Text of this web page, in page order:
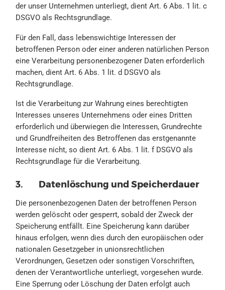
der unser Unternehmen unterliegt, dient Art. 6 Abs. 1 lit. c
DSGVO als Rechtsgrundlage.
Für den Fall, dass lebenswichtige Interessen der
betroffenen Person oder einer anderen natürlichen Person
eine Verarbeitung personenbezogener Daten erforderlich
machen, dient Art. 6 Abs. 1 lit. d DSGVO als
Rechtsgrundlage.
Ist die Verarbeitung zur Wahrung eines berechtigten
Interesses unseres Unternehmens oder eines Dritten
erforderlich und überwiegen die Interessen, Grundrechte
und Grundfreiheiten des Betroffenen das erstgenannte
Interesse nicht, so dient Art. 6 Abs. 1 lit. f DSGVO als
Rechtsgrundlage für die Verarbeitung.
3. Datenlöschung und Speicherdauer
Die personenbezogenen Daten der betroffenen Person
werden gelöscht oder gesperrt, sobald der Zweck der
Speicherung entfällt. Eine Speicherung kann darüber
hinaus erfolgen, wenn dies durch den europäischen oder
nationalen Gesetzgeber in unionsrechtlichen
Verordnungen, Gesetzen oder sonstigen Vorschriften,
denen der Verantwortliche unterliegt, vorgesehen wurde.
Eine Sperrung oder Löschung der Daten erfolgt auch